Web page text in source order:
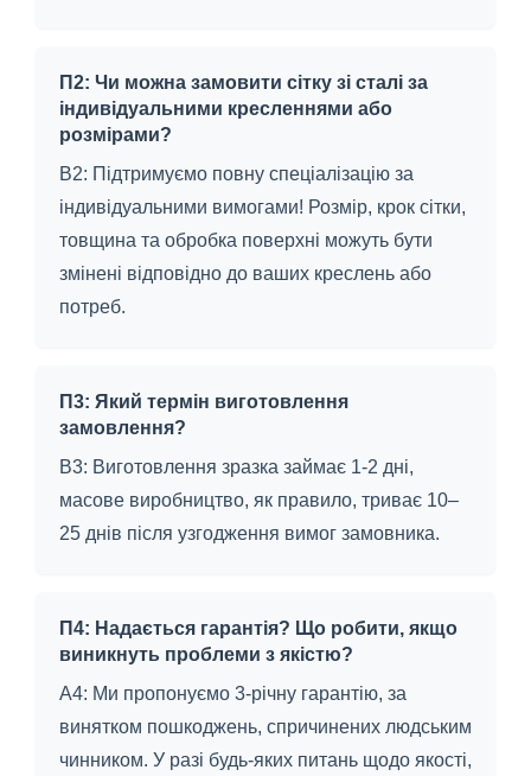
П2: Чи можна замовити сітку зі сталі за
індивідуальними кресленнями або
розмірами?
В2: Підтримуємо повну спеціалізацію за
індивідуальними вимогами! Розмір, крок сітки,
товщина та обробка поверхні можуть бути
змінені відповідно до ваших креслень або
потреб.
П3: Який термін виготовлення
замовлення?
В3: Виготовлення зразка займає 1-2 дні,
масове виробництво, як правило, триває 10–
25 днів після узгодження вимог замовника.
П4: Надається гарантія? Що робити, якщо
виникнуть проблеми з якістю?
A4: Ми пропонуємо 3-річну гарантію, за
винятком пошкоджень, спричинених людським
чинником. У разі будь-яких питань щодо якості,